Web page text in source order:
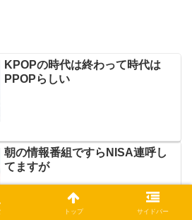
KPOPの時代は終わって時代は
PPOPらしい
朝の情報番組ですらNISA連呼し
てますが
トップ サイドバー